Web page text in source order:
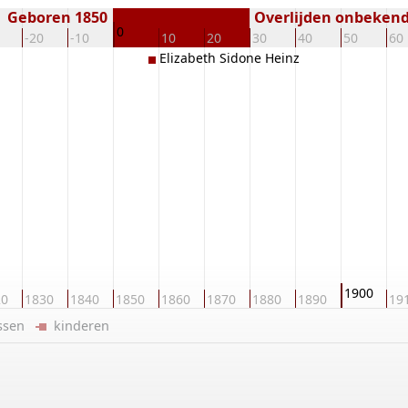
-20 -10 0 10 20 30 40 50 60
Geboren 1850 Overlijden
1830 1840 1850 1860 1870 1880 1890 1900
Elizabeth Sidone Heinz
kinderen